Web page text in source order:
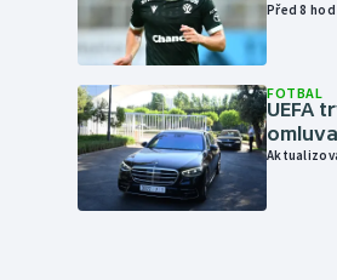
Před 8 hod
FOTBAL
UEFA